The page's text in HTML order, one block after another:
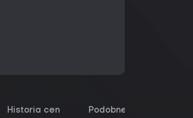
Historia cen Podobne gry